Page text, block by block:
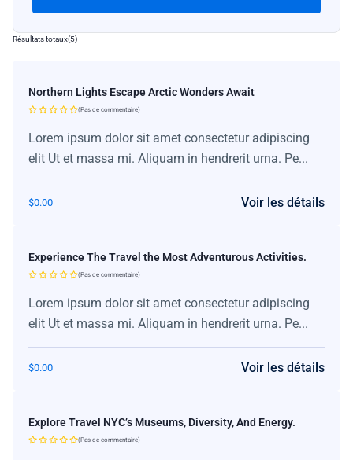
Résultats totaux(5)
Northern Lights Escape Arctic Wonders Await
(Pas de commentaire)
Lorem ipsum dolor sit amet consectetur adipiscing
elit Ut et massa mi. Aliquam in hendrerit urna. Pe...
$0.00 Voir les détails
Experience The Travel the Most Adventurous Activities.
(Pas de commentaire)
Lorem ipsum dolor sit amet consectetur adipiscing
elit Ut et massa mi. Aliquam in hendrerit urna. Pe...
$0.00 Voir les détails
Explore Travel NYC’s Museums, Diversity, And Energy.
(Pas de commentaire)